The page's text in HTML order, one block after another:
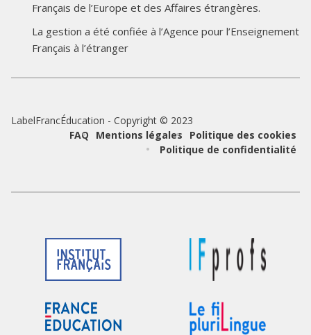
Logo
du
partenaire
Logo
du
partenaire
Français de l’Europe et des Affaires étrangères.
La gestion a été confiée à l’Agence pour l’Enseignement
Français à l’étranger
LabelFrancÉducation - Copyright © 2023
page
FAQ Mentions légales
Politique des cookies
Politique de confidentialité
Logo
du
partenaire
Logo
Logo
Logo